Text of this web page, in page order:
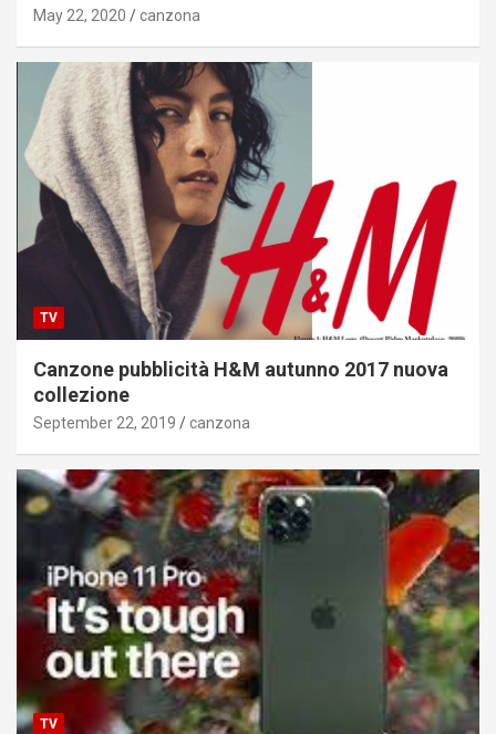
May 22, 2020 canzona
TV
Canzone pubblicità H&M autunno 2017 nuova
collezione
September 22, 2019 canzona
TV